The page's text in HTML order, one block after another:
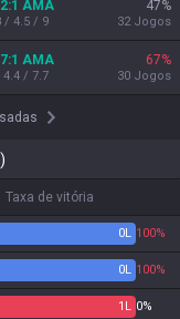
AMA
/ 4.5 / 9
47%
32 Jogos
AMA
4.4 / 7.7
67%
30 Jogos
Taxa de vitória
0L 100%
0L 100%
1 L 0%